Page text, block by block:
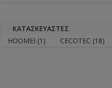
ΚΑΤΑΣΚΕΥΑΣΤΈΣ
HOOMEI (1) CECOTEC (18)